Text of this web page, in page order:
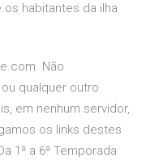
os habitantes da ilha
Não
qualquer outro
em nenhum servidor,
os links destes
1ª a 6ª Temporada